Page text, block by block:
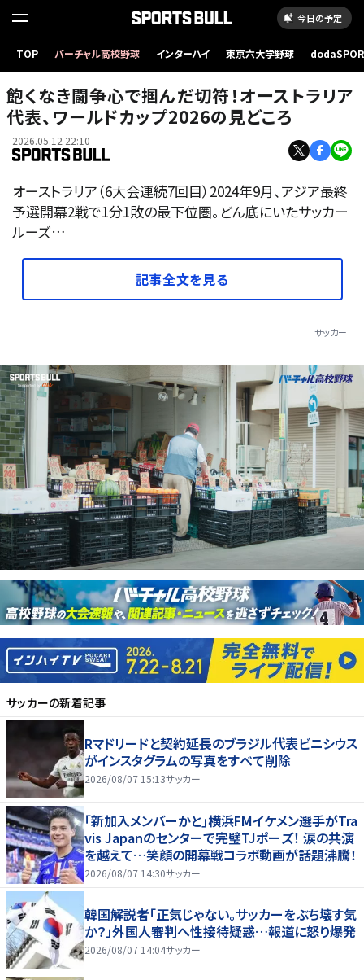
今日の予定
TOP バーチャル高校野球 インターハイ 東京六大学野球
飽くなき闘争心で掴んだ切符！オーストラリア
代表、ワールドカップ2026の見どころ
2026.05.12 22:10
オーストラリア（6大会連続7回目）2024年9月、アジア最終
予選開幕2戦で1分1敗の最下位圏。どん底にいたサッカー
ルーズ…
記事全文を見る
サッカー
サッカーの新着記事
Rマドリードと契約延長のブラジル代表ビニシウス
がインスタグラムの写真をすべて削除
2026/08/07 15:13サッカー
｢新加入メンバーかと｣横浜FMイケメン選手がTra
vis Japanのセンターで完璧TJポーズ！ 涙の共演
を越えて…笑顔の開幕戦コラボ動画が話題沸騰！
2026/08/07 14:30サッカー
韓国解説者「正気じゃない。サッカーをぶち壊す気
か？」外国人審判へ性接待疑惑…報道に怒り爆発
2026/08/07 14:04サッカー